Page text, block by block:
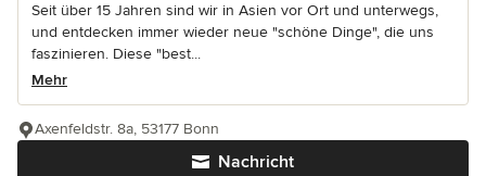
Seit über 15 Jahren sind wir in Asien vor Ort und unterwegs,
und entdecken immer wieder neue "schöne Dinge", die uns
faszinieren. Diese "best...
Mehr
Nachricht
Axenfeldstr. 8a, 53177 Bonn